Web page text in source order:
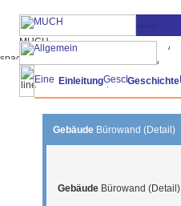
Einleitung Geschichte
Gebäude Bürowand (Detail)
Gebäude Bürowand (Detail)